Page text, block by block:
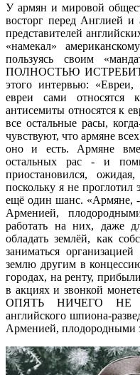
У армян и мировой
восторг перед Англией и
представителей
«намекал»
пользуясь своим
ПОЛНОСТЬЮ
этого интервью:
евреи сами относятся
антисемиты относятся к
все остальные расы,
чувствуют, что армяне
оно и есть. Армяне
остальных рас - и
приостановился,
поскольку я не
ещё один шанс. «Армяне,
Арменией,
работать на них, даже
обладать землёй, как
заниматься
землю другим в
городах, на ренту,
в акциях и звонкой
ОПЯТЬ НИЧЕГО НЕ
английского шпиона-
Арменией, плодородными